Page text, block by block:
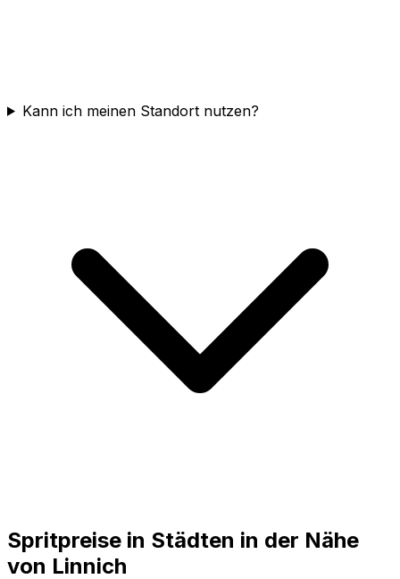
Kann ich meinen Standort nutzen?
Spritpreise in Städten in der Nähe
von Linnich